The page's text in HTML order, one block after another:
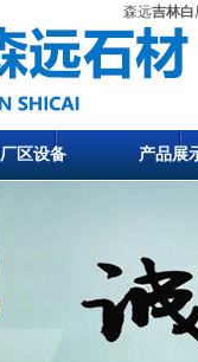
森远吉林白
厂区设备 产品展